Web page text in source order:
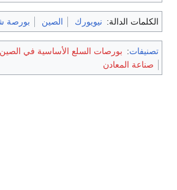
الكلمات الدالة: نيويورك الصين بورصة
تصنيفات: بورصات السلع الأساسية في الصين
صناعة المعادن